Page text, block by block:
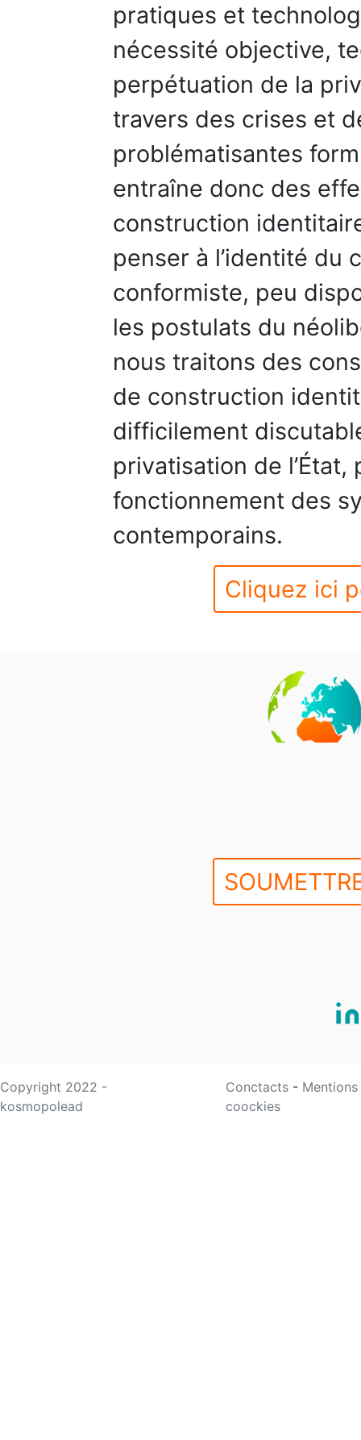
pratiques et
nécessité objective,
perpétuation de la
travers des crises et
problématisantes
entraîne donc des
construction
penser à l’identité du
conformiste, peu
les postulats du
nous traitons des
de construction
difficilement
privatisation de
fonctionnement des
contemporains.
Cliquez ici
Copyright 2022 -
kosmopolead
Conctacts -
coockies